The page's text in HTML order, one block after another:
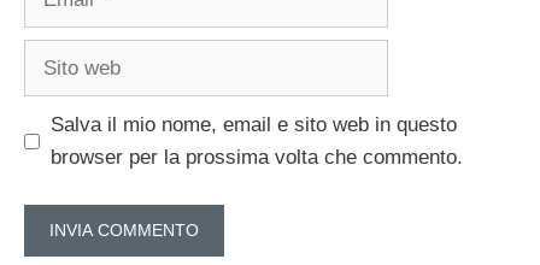
Sito
Salva il mio nome, email e sito web in questo
browser per la prossima volta che commento.